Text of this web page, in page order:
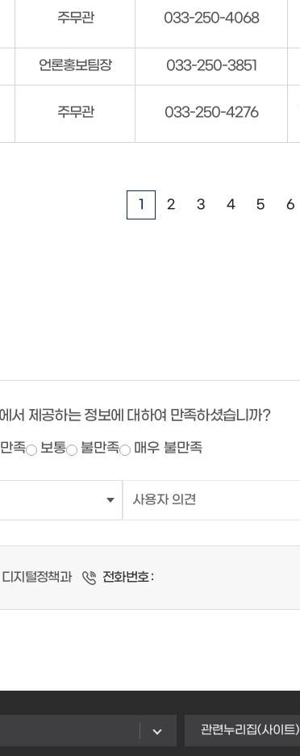
주무관 033-250-4068
언론홍보팀장 033-250-3851
주무관 033-250-4276
1 2 3 4 5 6
서 제공하는 정보에 대하여 만족하셨습니까?
만족 보통 불만족 매우 불만족
지털정책과 전화번호 :
관련누리집(사이트)